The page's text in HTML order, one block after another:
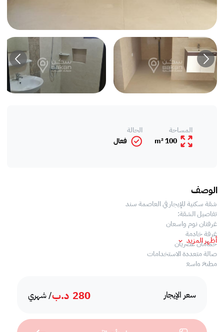
سعر الإيجار 280 د.ب/ شهري
المساحة
100 m²
الحالة
فعال
الوصف
شقة سكنية للإيجار في العاصمة سند
تفاصيل الشقة:
غرفتان نوم واسعان
غرفة خادمة
حمامان عصريان
صالة متعددة الاستخدامات
مطبخ واسع
مواقف سيارات
كاميرات مراقبة وأنظمة أمنية
أظهر المزيد